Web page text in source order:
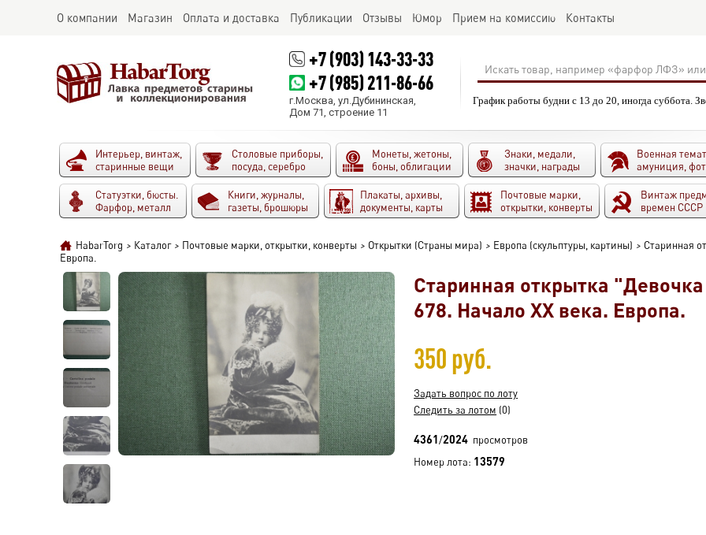
О компании Магазин Оплата и доставка Публикации Отзывы Юмор Прием на комиссию Контакты
+7 (903) 143-33-33
+7 (985) 211-86-66
г.Москва, ул.Дубининская,
Дом 71, строение 11
График работы будни с 13 до 20, иногда суббота.
Интерьер, винтаж,
старинные вещи
Столовые приборы,
посуда, серебро
Монеты, жетоны,
боны, облигации
Знаки, медали,
значки, награды
Военная
амуниция,
Статуэтки, бюсты.
Фарфор, металл
Книги, журналы,
газеты, брошюры
Плакаты, архивы,
документы, карты
Почтовые марки,
открытки, конверты
Винтаж
времен СССР
HabarTorg > Каталог > Почтовые марки, открытки, конверты > Открытки (Страны мира) > Европа (скульптуры, картины) > Старинная
Европа.
Старинная открытка
678. Начало XX века. Европа.
350 руб.
Задать вопрос по лоту
Следить за лотом (0)
4361/2024 просмотров
Номер лота: 13579